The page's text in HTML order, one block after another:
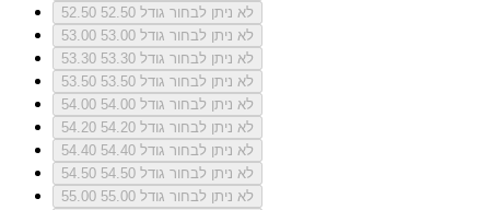
52.50
לא ניתן לבחור גודל 52.50
53.00
לא ניתן לבחור גודל 53.00
53.30
לא ניתן לבחור גודל 53.30
53.50
לא ניתן לבחור גודל 53.50
54.00
לא ניתן לבחור גודל 54.00
54.20
לא ניתן לבחור גודל 54.20
54.40
לא ניתן לבחור גודל 54.40
54.50
לא ניתן לבחור גודל 54.50
55.00
לא ניתן לבחור גודל 55.00